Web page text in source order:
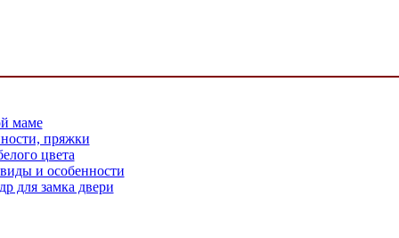
маме
пряжки
цвета
и особенности
для замка двери